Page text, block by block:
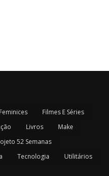
Feminices
Filmes E Séries
Livros
Make
52 Semanas
Tecnologia
Utilitários